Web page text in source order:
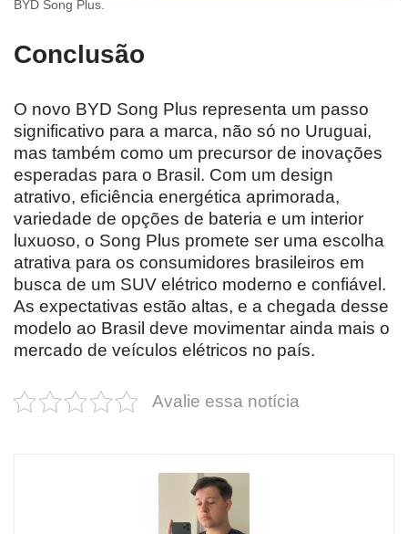
BYD Song Plus.
Conclusão
O novo BYD Song Plus representa um passo
significativo para a marca, não só no Uruguai,
mas também como um precursor de inovações
esperadas para o Brasil. Com um design
atrativo, eficiência energética aprimorada,
variedade de opções de bateria e um interior
luxuoso, o Song Plus promete ser uma escolha
atrativa para os consumidores brasileiros em
busca de um SUV elétrico moderno e confiável.
As expectativas estão altas, e a chegada desse
modelo ao Brasil deve movimentar ainda mais o
mercado de veículos elétricos no país.
Avalie essa notícia